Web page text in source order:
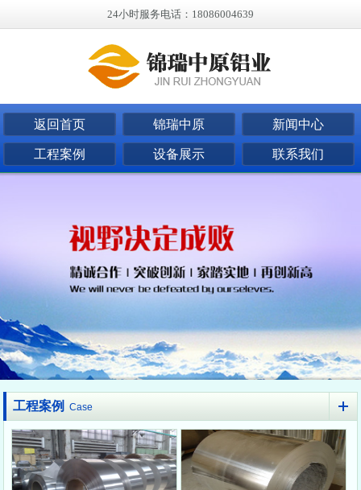
24小时服务电话：18086004639
返回首页 锦瑞中原 新闻中心
工程案例 设备展示 联系我们
工程案例 Case